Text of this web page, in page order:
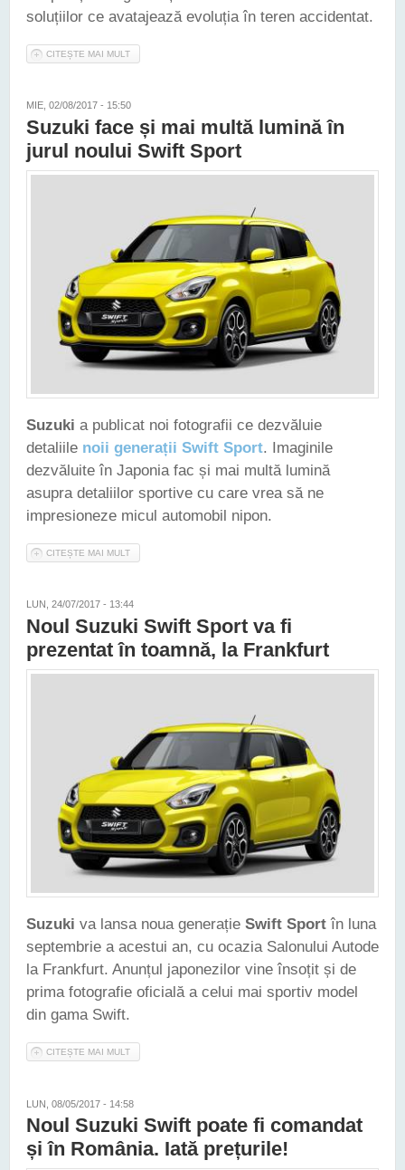
soluțiilor ce avatajează evoluția în teren accidentat.
CITEȘTE MAI MULT
MIE, 02/08/2017 - 15:50
Suzuki face și mai multă lumină în
jurul noului Swift Sport
Suzuki a publicat noi fotografii ce dezvăluie
detaliile noii generații Swift Sport. Imaginile
dezvăluite în Japonia fac și mai multă lumină
asupra detaliilor sportive cu care vrea să ne
impresioneze micul automobil nipon.
CITEȘTE MAI MULT
LUN, 24/07/2017 - 13:44
Noul Suzuki Swift Sport va fi
prezentat în toamnă, la Frankfurt
Suzuki va lansa noua generație Swift Sportîn luna
septembrie a acestui an, cu ocazia Salonului Autode
la Frankfurt. Anunțul japonezilor vine însoțit și de
prima fotografie oficială a celui mai sportiv model
din gama Swift.
CITEȘTE MAI MULT
LUN, 08/05/2017 - 14:58
Noul Suzuki Swift poate fi comandat
și în România. Iată prețurile!